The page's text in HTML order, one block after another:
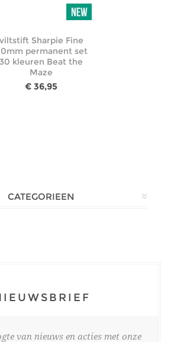
viltstift Sharpie Fine
permanent set
30 kleuren Beat the
Maze
€ 36,95
CATEGORIEEN
van nieuws en acties met onze